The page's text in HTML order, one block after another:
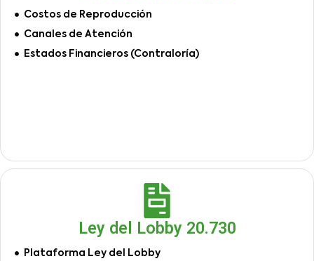
Costos de Reproducción
Canales de Atención
Estados Financieros (Contraloría)
Ley del Lobby 20.730
Plataforma Ley del Lobby